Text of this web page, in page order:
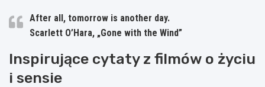
After all, tomorrow is another day.
Scarlett O’Hara, „Gone with the Wind”
Inspirujące cytaty z filmów o życiu
i sensie